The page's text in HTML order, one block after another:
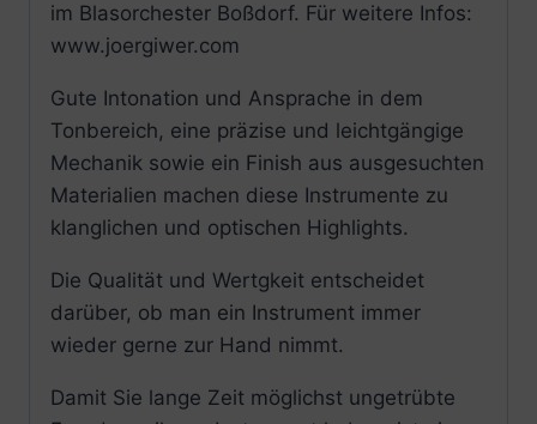
im Blasorchester Boßdorf. Für weitere Infos:
www.joergiwer.com
Gute Intonation und Ansprache in dem
Tonbereich, eine präzise und leichtgängige
Mechanik sowie ein Finish aus ausgesuchten
Materialien machen diese Instrumente zu
klanglichen und optischen Highlights.
Die Qualität und Wertgkeit entscheidet
darüber, ob man ein Instrument immer
wieder gerne zur Hand nimmt.
Damit Sie lange Zeit möglichst ungetrübte